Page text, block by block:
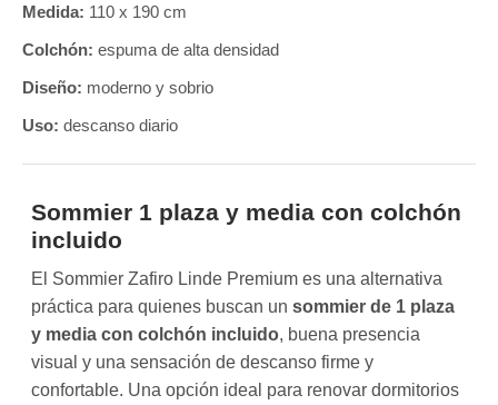
Medida: 110 x 190 cm
Colchón: espuma de alta densidad
Diseño: moderno y sobrio
Uso: descanso diario
Sommier 1 plaza y media con colchón
incluido
El Sommier Zafiro Linde Premium es una alternativa
práctica para quienes buscan un sommier de 1 plaza
y media con colchón incluido, buena presencia
visual y una sensación de descanso firme y
confortable. Una opción ideal para renovar dormitorios